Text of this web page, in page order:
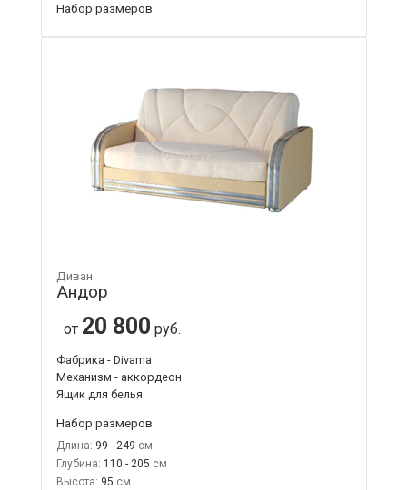
Набор размеров
Диван
Андор
от 20 800 руб.
Фабрика - Divama
Механизм - аккордеон
Ящик для белья
Набор размеров
Длина: 99 - 249
Глубина: 110 - 205
Высота: 95